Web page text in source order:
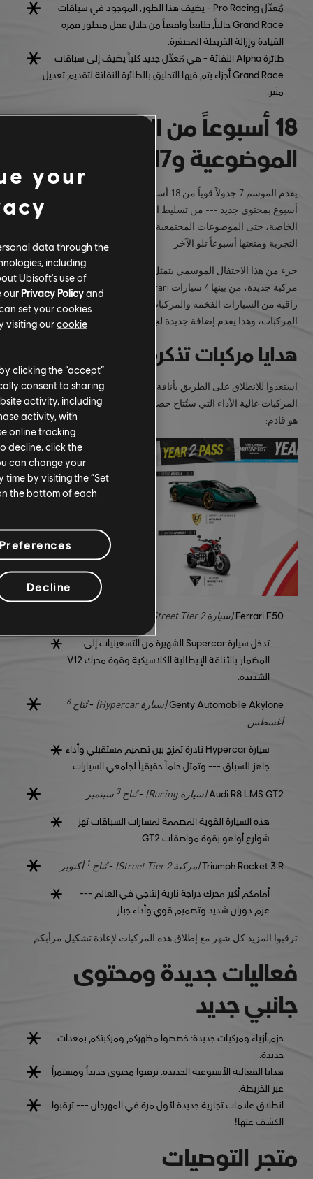
مُعدِّل Pro Racing
- يضيف هذا الطور، الموجود في سباقات
Grand Race حالياً، طابعاً واقعياً من خلال قفل منظور قمرة
القيادة وإزالة الخريطة المصغرة.
طائرة Alpha النفاثة
- هي مُعدِّل جديد كلياً يضيف إلى سباقات
Grand Race أجزاء يتم فيها التحليق بالطائرة النفاثة لتقديم تعديل
مثير.
18 أسبوعاً من المحتويات
الموضوعية و17 مركبة جديدة
يقدم الموسم 7 جدولاً قوياً من 18 أسبوعاً ذي سمة خاصة، إذ يزخر كل
أسبوع بمحتوى جديد --- من تسليط الضوء على المركبات والتحديات
الخاصة، حتى الموضوعات المجتمعية الحيوية التي تحافظ على تجدد
التجربة ومتعتها أسبوعاً تلو الآخر.
جزء من هذا الاحتفال الموسمي يتمثل في توسع المرأب ليشمل 17
مركبة جديدة، من بينها 4 سيارات Ferrari شهيرة، إلى جانب مجموعة
راقية من السيارات الفخمة والمركبات العالية الأداء ومفضلات جامعي
المركبات، وهذا يقدم إضافة جديدة لجميع أنواع السائقين.
هدايا مركبات تذكرة العام 2
استعدوا للانطلاق على الطريق بأناقة مع تشكيلة جديدة تماماً من
المركبات عالية الأداء التي ستُتاح حصرياً لمالكي تذكرة العام 2! إليكم ما
هو قادم:
Ferrari F50 (سيارة Street Tier 2)
تدخل سيارة Supercar الشهيرة من التسعينيات إلى
المضمار بالأناقة الإيطالية الكلاسيكية وقوة محرك V12
الشديدة.
Genty Automobile Akylone (سيارة Hypercar) -تُتاح6
أغسطس
سيارة Hypercar نادرة تمزج بين تصميم مستقبلي وأداء
جاهز للسباق --- وتمثل حلماً حقيقياً لجامعي السيارات.
Audi R8 LMS GT2 (سيارة Racing) -تُتاح3 سبتمبر
هذه السيارة القوية المصممة لمسارات السباقات تهز
شوارع أواهو بقوة مواصفات GT2.
Triumph Rocket 3 R (مركبة Street Tier 2) -تُتاح1 أكتوبر
أمامكم أكبر محرك دراجة نارية إنتاجي في العالم ---
عزم دوران شديد وتصميم قوي وأداء جبار.
ترقبوا المزيد كل شهر مع إطلاق هذه المركبات لإعادة تشكيل مرأبكم.
فعاليات جديدة ومحتوى
جانبي جديد
حزم أزياء ومركبات جديدة: خصصوا مظهركم ومركبتكم بمعدات
جديدة.
هدايا الفعالية الأسبوعية الجديدة: ترقبوا محتوى جديداً ومستمراً
عبر الخريطة.
انطلاق علامات تجارية جديدة لأول مرة في المهرجان --- ترقبوا
الكشف عنها!
متجر التوصيات
your
data through the
including
Ubisoft's use of
our Privacy Policyand
set your cookies
visiting ourcookie
clicking the “accept”
consent to sharing
activity, including
activity, with
online tracking
decline, click the
can change your
by visiting the “Set
the bottom of each
Decline